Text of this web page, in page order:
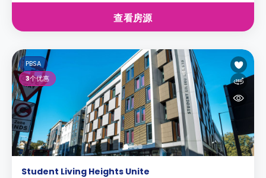
查看房源
PBSA
3个优惠
Student Living Heights Unite